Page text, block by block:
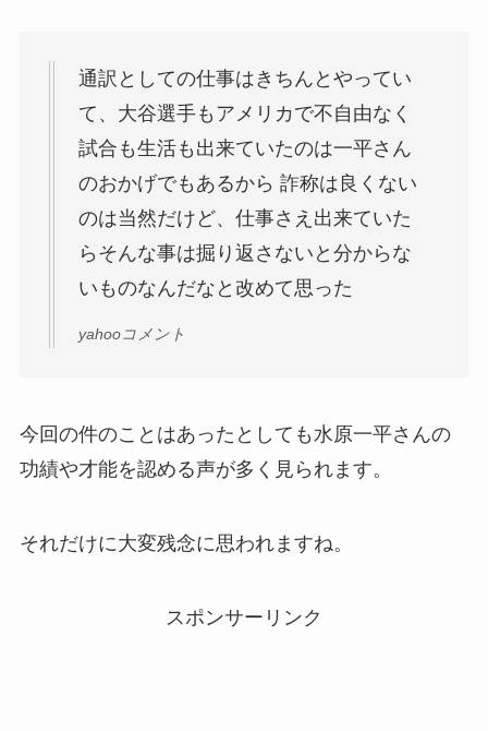
通訳としての仕事はきちんとやってい
て、大谷選手もアメリカで不自由なく
試合も生活も出来ていたのは一平さん
のおかげでもあるから 詐称は良くない
のは当然だけど、仕事さえ出来ていた
らそんな事は掘り返さないと分からな
いものなんだなと改めて思った
yahooコメント
今回の件のことはあったとしても水原一平さんの
功績や才能を認める声が多く見られます。
それだけに大変残念に思われますね。
スポンサーリンク